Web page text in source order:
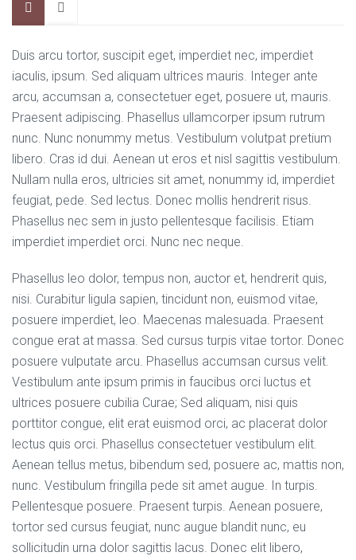
Duis arcu tortor, suscipit eget, imperdiet nec, imperdiet
iaculis, ipsum. Sed aliquam ultrices mauris. Integer ante
arcu, accumsan a, consectetuer eget, posuere ut, mauris.
Praesent adipiscing. Phasellus ullamcorper ipsum rutrum
nunc. Nunc nonummy metus. Vestibulum volutpat pretium
libero. Cras id dui. Aenean ut eros et nisl sagittis vestibulum.
Nullam nulla eros, ultricies sit amet, nonummy id, imperdiet
feugiat, pede. Sed lectus. Donec mollis hendrerit risus.
Phasellus nec sem in justo pellentesque facilisis. Etiam
imperdiet imperdiet orci. Nunc nec neque.
Phasellus leo dolor, tempus non, auctor et, hendrerit quis,
nisi. Curabitur ligula sapien, tincidunt non, euismod vitae,
posuere imperdiet, leo. Maecenas malesuada. Praesent
congue erat at massa. Sed cursus turpis vitae tortor. Donec
posuere vulputate arcu. Phasellus accumsan cursus velit.
Vestibulum ante ipsum primis in faucibus orci luctus et
ultrices posuere cubilia Curae; Sed aliquam, nisi quis
porttitor congue, elit erat euismod orci, ac placerat dolor
lectus quis orci. Phasellus consectetuer vestibulum elit.
Aenean tellus metus, bibendum sed, posuere ac, mattis non,
nunc. Vestibulum fringilla pede sit amet augue. In turpis.
Pellentesque posuere. Praesent turpis. Aenean posuere,
tortor sed cursus feugiat, nunc augue blandit nunc, eu
sollicitudin urna dolor sagittis lacus. Donec elit libero,